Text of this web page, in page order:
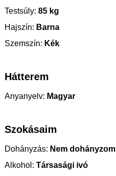
Testsúly: 85 kg
Hajszín: Barna
Szemszín: Kék
Hátterem
Anyanyelv: Magyar
Szokásaim
Dohányzás: Nem dohányzom
Alkohol: Társasági ivó